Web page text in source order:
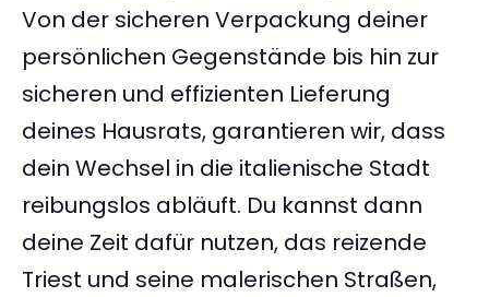
Von der sicheren Verpackung deiner
persönlichen Gegenstände bis hin zur
sicheren und effizienten Lieferung
deines Hausrats, garantieren wir, dass
dein Wechsel in die italienische Stadt
reibungslos abläuft. Du kannst dann
deine Zeit dafür nutzen, das reizende
Triest und seine malerischen Straßen,